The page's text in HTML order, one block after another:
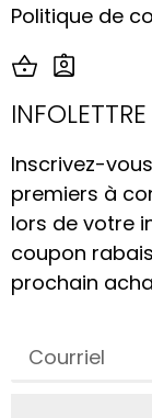
Politique de
INFOLETTRE
Inscrivez-
premiers à
lors de votre
coupon
prochain